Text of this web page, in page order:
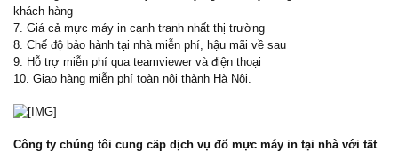
khách hàng
7. Giá cả mực máy in cạnh tranh nhất thị trường
8. Chế độ bảo hành tại nhà miễn phí, hậu mãi về sau
9. Hỗ trợ miễn phí qua teamviewer và điện thoại
10. Giao hàng miễn phí toàn nội thành Hà Nội.
Công ty chúng tôi cung cấp dịch vụ đổ mực máy in tại nhà với tất